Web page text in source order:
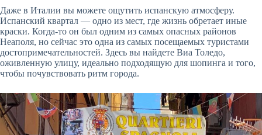
Даже в Италии вы можете ощутить испанскую атмосферу.
Испанский квартал — одно из мест, где жизнь обретает иные
краски. Когда-то он был одним из самых опасных районов
Неаполя, но сейчас это одна из самых посещаемых туристами
достопримечательностей. Здесь вы найдете Виа Толедо,
оживленную улицу, идеально подходящую для шопинга и того,
чтобы почувствовать ритм города.